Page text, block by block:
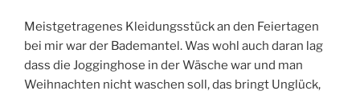
Meistgetragenes Kleidungsstück an den Feiertagen
bei mir war der Bademantel. Was wohl auch daran lag
dass die Jogginghose in der Wäsche war und man
Weihnachten nicht waschen soll, das bringt Unglück,